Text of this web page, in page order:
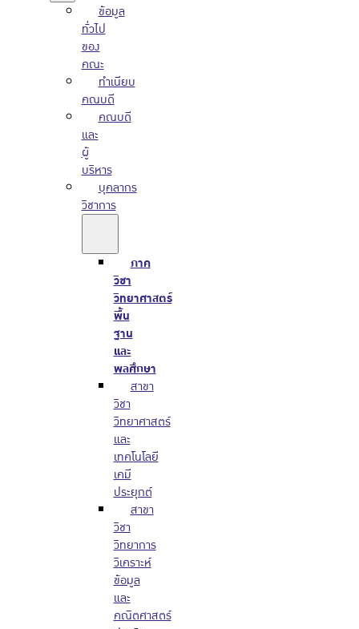
ข้อมูล
ทั่วไป
ของ
คณะ
ทำเนียบ
คณบดี
คณบดี
และ
ผู้
บริหาร
บุคลากร
วิชาการ
ภาค
วิชา
วิทยาศาสตร์
พื้น
ฐาน
และ
พลศึกษา
สาขา
วิชา
วิทยาศาสตร์
และ
เทคโนโลยี
เคมี
ประยุกต์
สาขา
วิชา
วิทยาการ
วิเคราะห์
ข้อมูล
และ
คณิตศาสตร์